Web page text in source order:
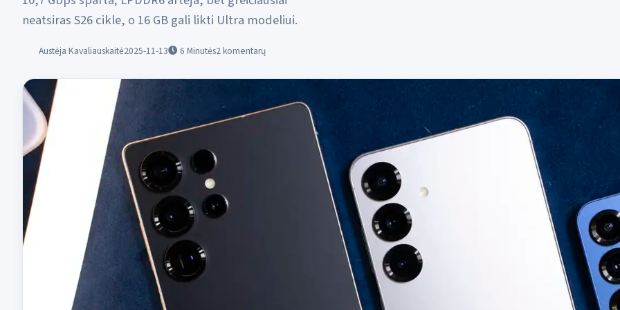
neatsiras S26 cikle, o 16 GB gali likti Ultra modeliui.
Austėja Kavaliauskaitė2025-11-13 6 Minutės2 komentarų